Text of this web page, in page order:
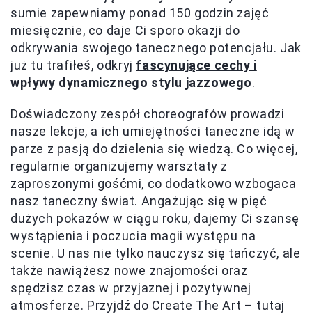
sumie zapewniamy ponad 150 godzin zajęć
miesięcznie, co daje Ci sporo okazji do
odkrywania swojego tanecznego potencjału. Jak
już tu trafiłeś, odkryj fascynujące cechy i
wpływy dynamicznego stylu jazzowego.
Doświadczony zespół choreografów prowadzi
nasze lekcje, a ich umiejętności taneczne idą w
parze z pasją do dzielenia się wiedzą. Co więcej,
regularnie organizujemy warsztaty z
zaproszonymi gośćmi, co dodatkowo wzbogaca
nasz taneczny świat. Angażując się w pięć
dużych pokazów w ciągu roku, dajemy Ci szansę
wystąpienia i poczucia magii występu na
scenie. U nas nie tylko nauczysz się tańczyć, ale
także nawiążesz nowe znajomości oraz
spędzisz czas w przyjaznej i pozytywnej
atmosferze. Przyjdź do Create The Art – tutaj